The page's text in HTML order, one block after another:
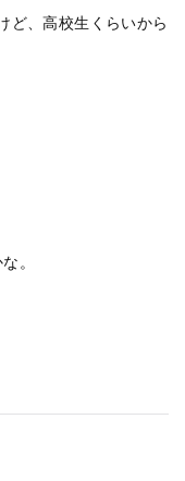
ど、高校生くらいから
。